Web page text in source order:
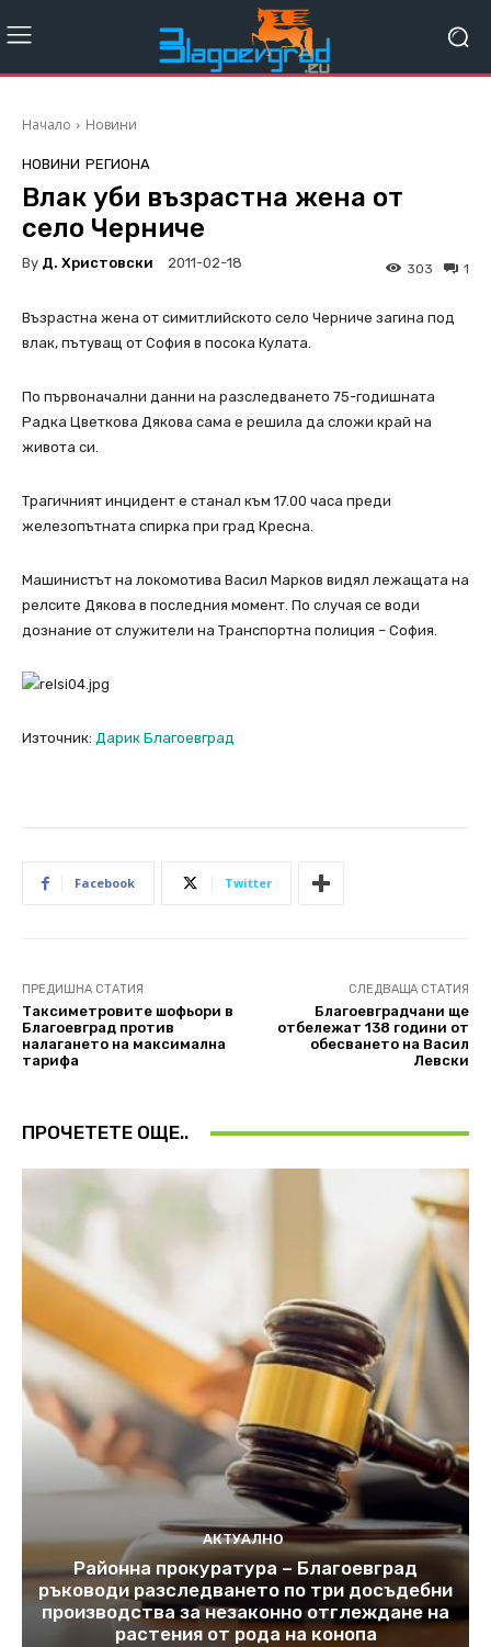
Начало Новини
НОВИНИ РЕГИОНА
Влак уби възрастна жена от
село Черниче
By Д. Христовски 2011-02-18 1
303
Възрастна жена от симитлийското село Черниче загина под
влак, пътуващ от София в посока Кулата.
По първоначални данни на разследването 75-годишната
Радка Цветкова Дякова сама е решила да сложи край на
живота си.
Трагичният инцидент е станал към 17.00 часа преди
железопътната спирка при град Кресна.
Машинистът на локомотива Васил Марков видял лежащата на
релсите Дякова в последния момент. По случая се води
дознание от служители на Транспортна полиция – София.
Източник: Дарик Благоевград
Facebook Twitter
ПРЕДИШНА СТАТИЯ
Таксиметровите шофьори в
Благоевград против
налагането на максимална
тарифа
СЛЕДВАЩА СТАТИЯ
Благоевградчани ще
отбележат 138 години от
обесването на Васил
Левски
ПРОЧЕТЕТЕ ОЩЕ..
АКТУАЛНО
Районна прокуратура – Благоевград
ръководи разследването по три досъдебни
производства за незаконно отглеждане на
растения от рода на конопа